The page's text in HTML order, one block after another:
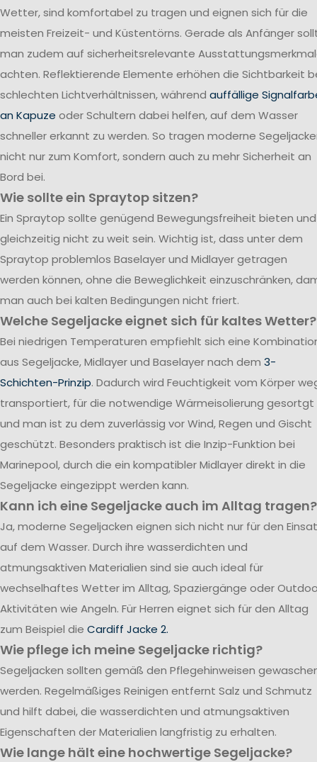
Wetter, sind komfortabel zu tragen und eignen sich für die
meisten Freizeit- und Küstentörns. Gerade als Anfänger
man zudem auf sicherheitsrelevante
achten. Reflektierende Elemente erhöhen die Sichtbarkeit
schlechten Lichtverhältnissen, während auffällige
an Kapuze oder Schultern dabei helfen, auf dem Wasser
schneller erkannt zu werden. So tragen moderne
nicht nur zum Komfort, sondern auch zu mehr Sicherheit an
Bord bei.
Wie sollte ein Spraytop sitzen?
Ein Spraytop sollte genügend Bewegungsfreiheit bieten und
gleichzeitig nicht zu weit sein. Wichtig ist, dass unter dem
Spraytop problemlos Baselayer und Midlayer getragen
werden können, ohne die Beweglichkeit einzuschränken,
man auch bei kalten Bedingungen nicht friert.
Welche Segeljacke eignet sich für kaltes Wetter?
Bei niedrigen Temperaturen empfiehlt sich eine
aus Segeljacke, Midlayer und Baselayer nach dem 3-
Schichten-Prinzip. Dadurch wird Feuchtigkeit vom Körper
transportiert, für die notwendige Wärmeisolierung gesortgt
und man ist zu dem zuverlässig vor Wind, Regen und Gischt
geschützt. Besonders praktisch ist die Inzip-Funktion bei
Marinepool, durch die ein kompatibler Midlayer direkt in die
Segeljacke eingezippt werden kann.
Kann ich eine Segeljacke auch im Alltag tragen?
Ja, moderne Segeljacken eignen sich nicht nur für den
auf dem Wasser. Durch ihre wasserdichten und
atmungsaktiven Materialien sind sie auch ideal für
wechselhaftes Wetter im Alltag, Spaziergänge oder
Aktivitäten wie Angeln. Für Herren eignet sich für den Alltag
zum Beispiel die Cardiff Jacke 2.
Wie pflege ich meine Segeljacke richtig?
Segeljacken sollten gemäß den Pflegehinweisen
werden. Regelmäßiges Reinigen entfernt Salz und Schmutz
und hilft dabei, die wasserdichten und atmungsaktiven
Eigenschaften der Materialien langfristig zu erhalten.
Wie lange hält eine hochwertige Segeljacke?